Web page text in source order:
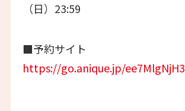
（日）23:59‬‬
■‭予約サイト‬‭
https://go.anique.jp/ee7MlgNjH3